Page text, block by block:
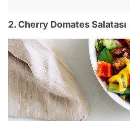
2. Cherry Domates Salatası